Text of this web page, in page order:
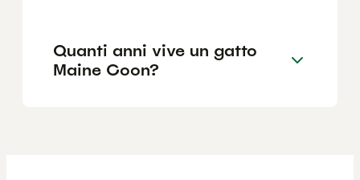
Quanti anni vive un gatto
Maine Coon?